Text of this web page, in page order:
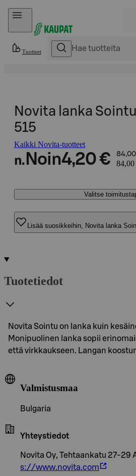
Hyppää sisältöön
Tuotteet
Novita lanka
515
Kaikki Novita-tuotteet
n. Noin4,20 €
Valitse
Lisää suosikkeihin, Novita lanka
Tuotetiedot
Novita Sointu on lanka kuin
Monipuolinen lanka sopii
että virkkaukseen. Langan
Valmistusmaa
Bulgaria
Yhteystiedot
Novita Oy, Tehtaankatu 27-29
s://www.novita.com